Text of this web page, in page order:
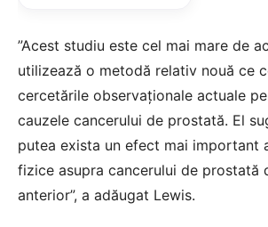
”Acest studiu este cel mai mare de
utilizează o metodă relativ nouă ce
cercetările observaţionale actuale
cauzele cancerului de prostată. El
putea exista un efect mai important
fizice asupra cancerului de prostată
anterior”, a adăugat Lewis.